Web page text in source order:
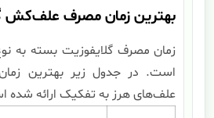
بهترین زمان مصرف علف‌کش
زمان مصرف گلایفوزیت بسته به
است. در جدول زیر بهترین
علف‌های هرز به تفکیک ارائه شده